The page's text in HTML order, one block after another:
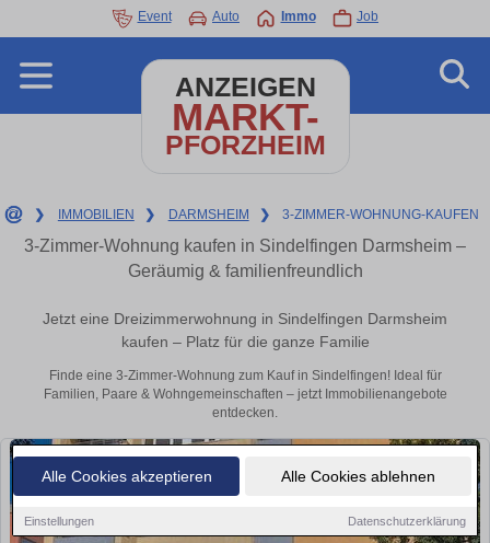
Alle Cookies akzeptieren Alle Cookies ablehnen
Einstellungen Datenschutzerklärung
Event Auto Immo Job
ANZEIGEN
MARKT-
PFORZHEIM
❯ IMMOBILIEN ❯ DARMSHEIM ❯ 3-ZIMMER-WOHNUNG-KAUFEN
3-Zimmer-Wohnung kaufen in Sindelfingen Darmsheim –
Geräumig & familienfreundlich
Jetzt eine Dreizimmerwohnung in Sindelfingen Darmsheim
kaufen – Platz für die ganze Familie
Finde eine 3-Zimmer-Wohnung zum Kauf in Sindelfingen! Ideal für
Familien, Paare & Wohngemeinschaften – jetzt Immobilienangebote
entdecken.